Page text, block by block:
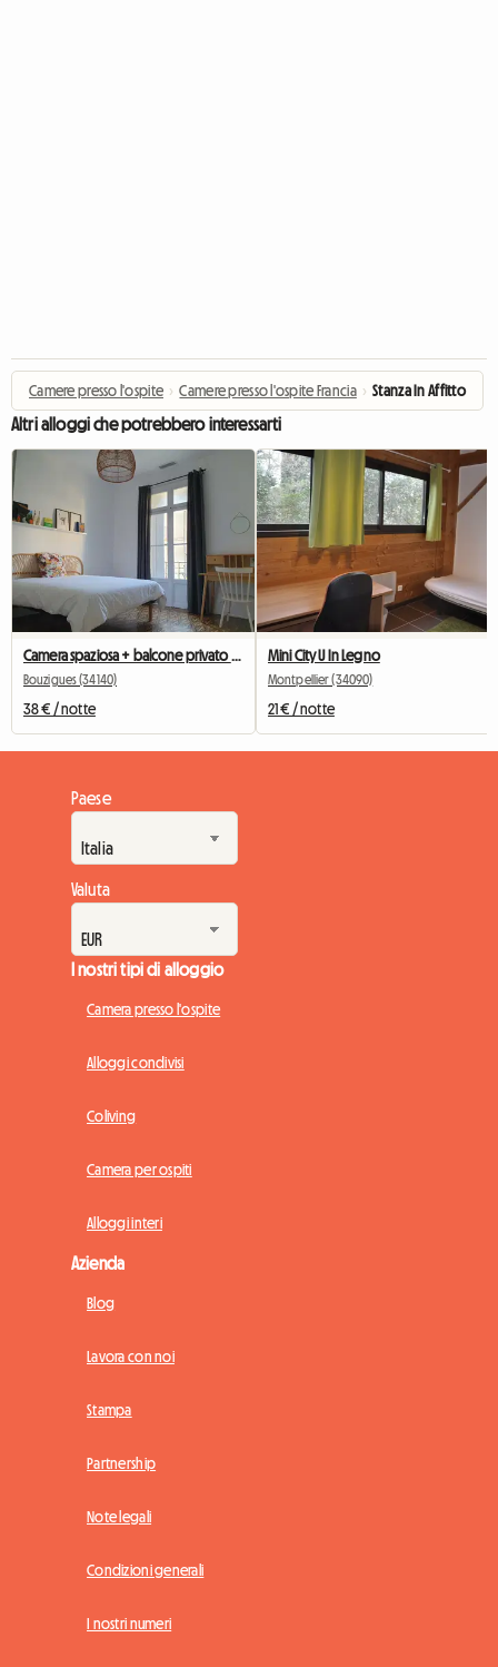
Camere presso l'ospite › Camere presso l'ospite Francia › Stanza In Affitto
Altri alloggi che potrebbero interessarti
Bouzigues (34140)
38 € / notte
Mini City U In Legno
Montpellier (34090)
21 € / notte
Paese
Valuta
I nostri tipi di alloggio
Camera presso l'ospite
Alloggi condivisi
Coliving
Camera per ospiti
Alloggi interi
Azienda
Blog
Lavora con noi
Stampa
Partnership
Note legali
Condizioni generali
I nostri numeri